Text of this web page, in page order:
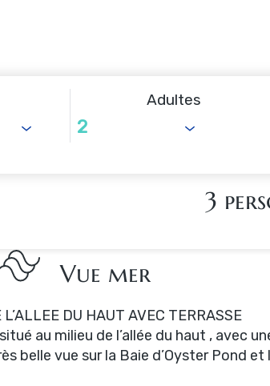
Adultes
3
Vue mer
L’ALLEE DU HAUT AVEC TERRASSE
au milieu de l’allée du haut , avec
belle vue sur la Baie d’Oyster Pond et